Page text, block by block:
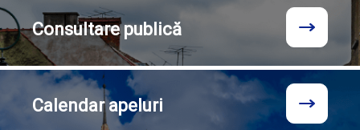
Consultarepublică
Calendarapeluri